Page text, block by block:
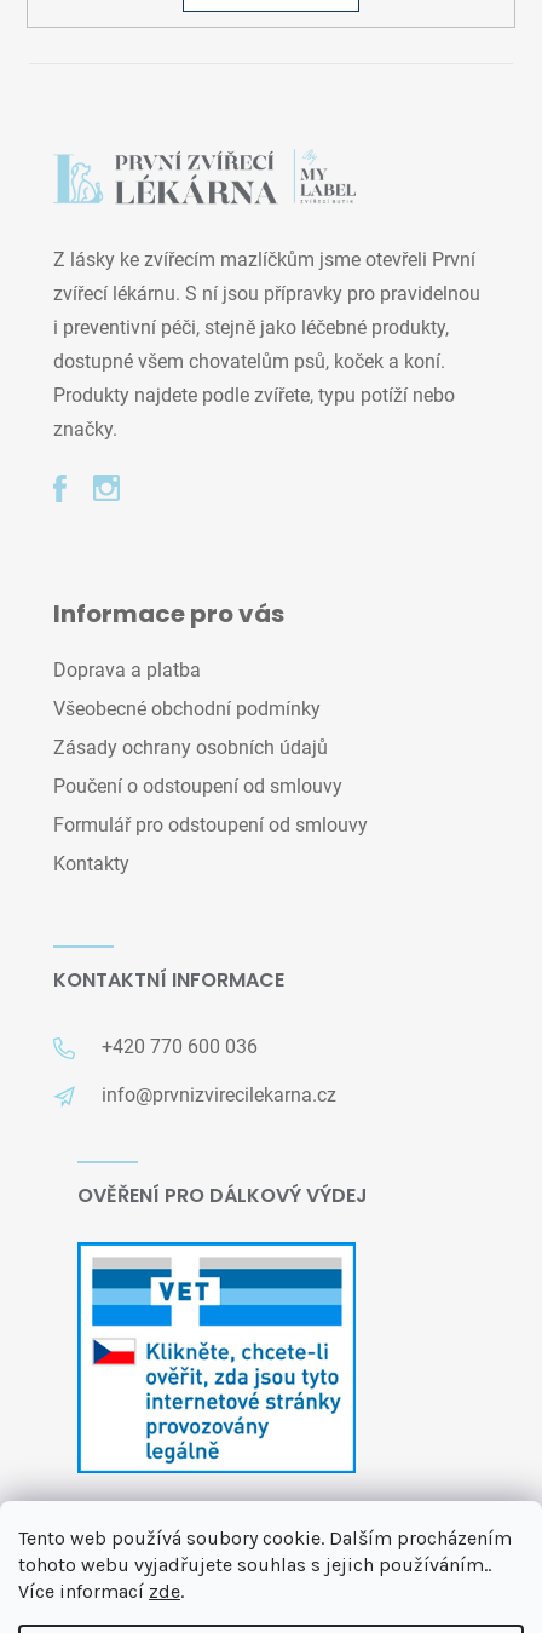
Tento web používá soubory cookie. Dalším procházením
tohoto webu vyjadřujete souhlas s jejich používáním..
Více informací zde.
Z lásky ke zvířecím mazlíčkům jsme otevřeli První
zvířecí lékárnu. S ní jsou přípravky pro pravidelnou
i preventivní péči, stejně jako léčebné produkty,
dostupné všem chovatelům psů, koček a koní.
Produkty najdete podle zvířete, typu potíží nebo
značky.
Informace pro vás
Doprava a platba
Všeobecné obchodní podmínky
Zásady ochrany osobních údajů
Poučení o odstoupení od smlouvy
Formulář pro odstoupení od smlouvy
Kontakty
KONTAKTNÍ INFORMACE
+420 770 600 036
info@prvnizvirecilekarna.cz
OVĚŘENÍ PRO DÁLKOVÝ VÝDEJ